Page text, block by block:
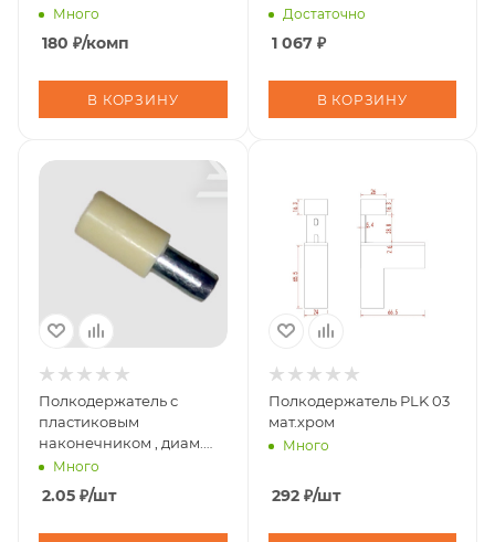
деревянных полок
толщиной от18мм,металл
100 шт/уп.цинк (
Много
180 ₽/комп
В КОРЗИНУ
NMДостаточно
1 067₽
В КОРЗИНУ
Полкодержатель с
пластиковым
наконечником , диам.
5мм ,металл/пластик ,
1000шт/10000уп , krem
(10317
Много
2.05 ₽/шт
Полкодержатель PLK 03
мат.хром
Много
292₽/шт